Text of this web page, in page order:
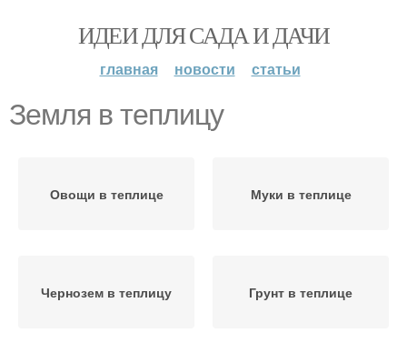
ИДЕИ ДЛЯ САДА И ДАЧИ
главная новости статьи
Земля в теплицу
Овощи в теплице Муки в теплице
Чернозем в теплицу Грунт в теплице